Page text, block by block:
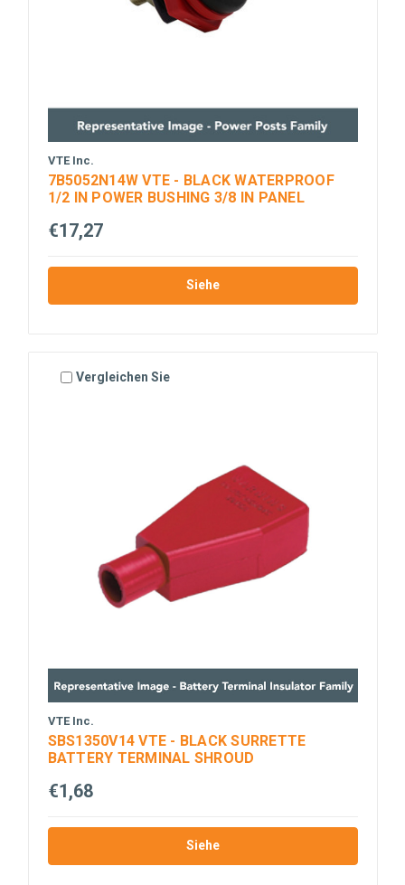
VTE Inc.
7B5052N14W VTE - BLACK WATERPROOF
1/2 IN POWER BUSHING 3/8 IN PANEL
€17,27
Siehe
Vergleichen Sie
VTE Inc.
SBS1350V14 VTE - BLACK SURRETTE
BATTERY TERMINAL SHROUD
€1,68
Siehe